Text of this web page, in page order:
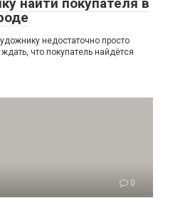
недостаточно просто
что покупатель найдётся
0